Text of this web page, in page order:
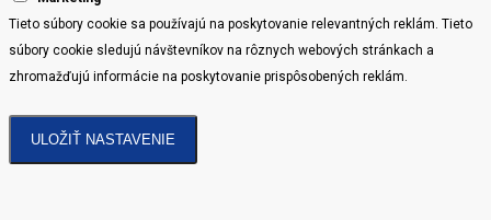
Tieto súbory cookie sa používajú na poskytovanie relevantných reklám. Tieto
súbory cookie sledujú návštevníkov na rôznych webových stránkach a
zhromažďujú informácie na poskytovanie prispôsobených reklám.
ULOŽIŤ NASTAVENIE